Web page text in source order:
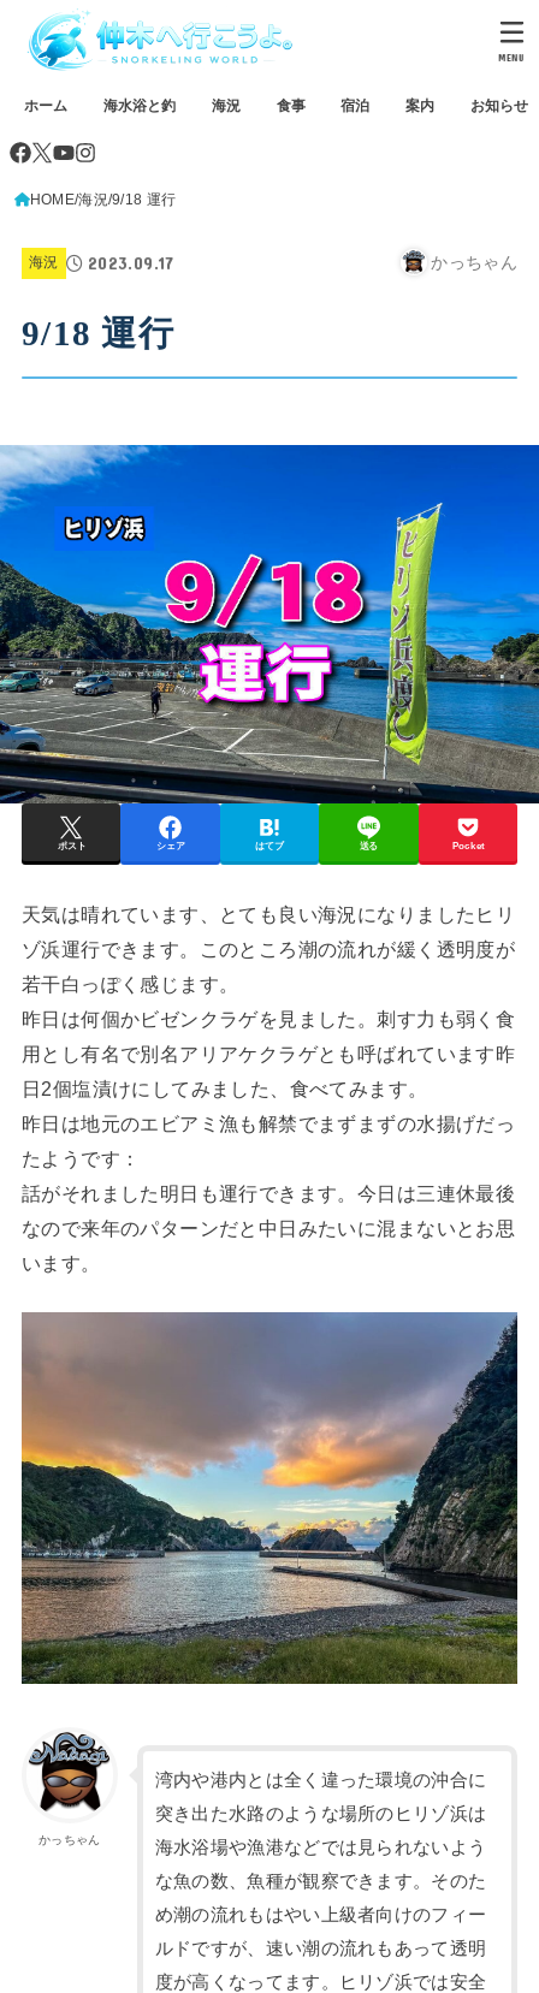
ホーム 海水浴と釣 海況 食事 宿泊 案内 お知らせ
MENU
HOME 海況 9/18 運行
海況 2023.09.17 かっちゃん
9/18 運行
ポスト シェア はてブ 送る Pocket
天気は晴れています、とても良い海況になりましたヒリ
ゾ浜運行できます。このところ潮の流れが緩く透明度が
若干白っぽく感じます。
昨日は何個かビゼンクラゲを見ました。刺す力も弱く食
用とし有名で別名アリアケクラゲとも呼ばれています昨
日2個塩漬けにしてみました、食べてみます。
昨日は地元のエビアミ漁も解禁でまずまずの水揚げだっ
たようです：
話がそれました明日も運行できます。今日は三連休最後
なので来年のパターンだと中日みたいに混まないとお思
います。
かっちゃん
湾内や港内とは全く違った環境の沖合に
突き出た水路のような場所のヒリゾ浜は
海水浴場や漁港などでは見られないよう
な魚の数、魚種が観察できます。そのた
め潮の流れもはやい上級者向けのフィー
ルドですが、速い潮の流れもあって透明
度が高くなってます。ヒリゾ浜では安全